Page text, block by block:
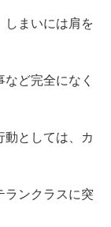
しまいには肩を
ど完全になく
動としては、カ
ランクラスに突